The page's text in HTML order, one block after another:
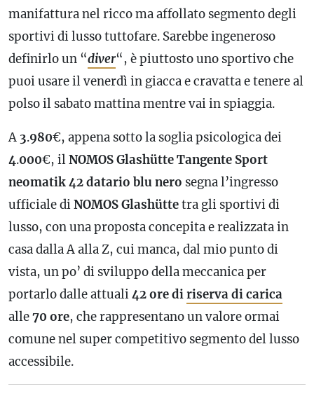
manifattura nel ricco ma affollato segmento degli
sportivi di lusso tuttofare. Sarebbe ingeneroso
definirlo un “diver“, è piuttosto uno sportivo che
puoi usare il venerdì in giacca e cravatta e tenere al
polso il sabato mattina mentre vai in spiaggia.
A 3.980€, appena sotto la soglia psicologica dei
4.000€, ilNOMOS Glashütte Tangente Sport
neomatik 42datario blu nero segna l’ingresso
ufficiale diNOMOS Glashüttetra gli sportivi di
lusso, con una proposta concepita e realizzata in
casa dalla A alla Z, cui manca, dal mio punto di
vista, un po’ di sviluppo della meccanica per
portarlo dalle attuali42 ore diriserva di carica
alle70 ore, che rappresentano un valore ormai
comune nel super competitivo segmento del lusso
accessibile.